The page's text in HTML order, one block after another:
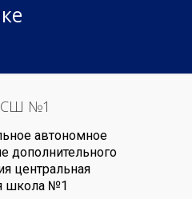
№1
автономное
дополнительного
центральная
школа №1